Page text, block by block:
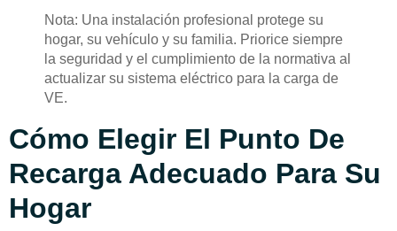
Nota: Una instalación profesional protege su
hogar, su vehículo y su familia. Priorice siempre
la seguridad y el cumplimiento de la normativa al
actualizar su sistema eléctrico para la carga de
VE.
Cómo Elegir El Punto De
Recarga Adecuado Para Su
Hogar